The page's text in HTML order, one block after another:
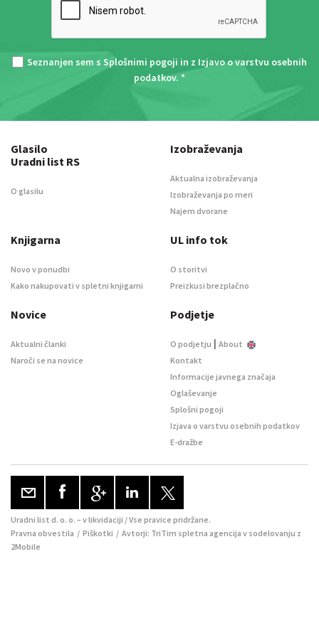
Seznanjen sem s Splošnimi pogoji in z Izjavo o varstvu osebnih
podatkov. *
Glasilo
Uradni list RS
O glasilu
Izobraževanja
Aktualna izobraževanja
Izobraževanja po meri
Najem dvorane
Knjigarna
Novo v ponudbi
Kako nakupovati v spletni knjigarni
UL info tok
O storitvi
Preizkusi brezplačno
Novice
Aktualni članki
Naroči se na novice
Podjetje
O podjetju | About
Kontakt
Informacije javnega značaja
Oglaševanje
Splošni pogoji
Izjava o varstvu osebnih podatkov
E-dražbe
Uradni list d. o. o. – v likvidaciji / Vse pravice pridržane.
Pravna obvestila / Piškotki / Avtorji: TriTim spletna agencija v sodelovanju z
2Mobile